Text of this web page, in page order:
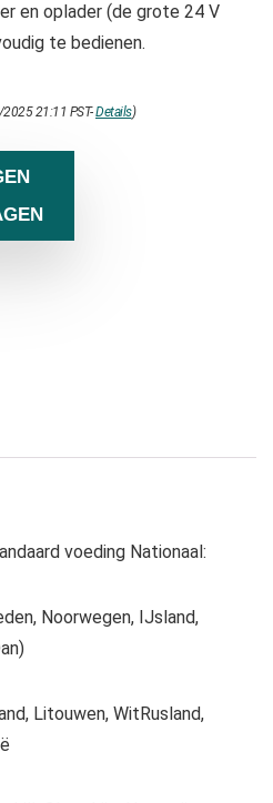
en oplader (de grote 24 V
te bedienen.
21:11 PST-Details)
voeding Nationaal:
Noorwegen, IJsland,
Litouwen, WitRusland,